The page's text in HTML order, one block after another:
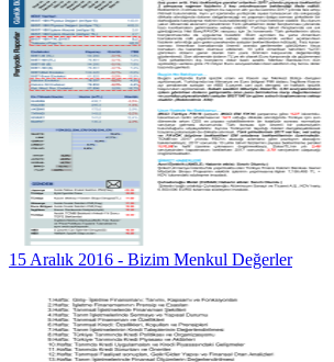
15 Aralık 2016 - Bizim Menkul Değerler